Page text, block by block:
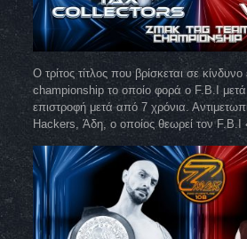
Ο τρίτος τίτλος που βρίσκεται σε κίνδυνο
championship το οποίο φορά ο F.B.I
επιστροφή μετά από 7 χρόνια.
Hackers, Άδη, ο οποίος θεωρεί τον